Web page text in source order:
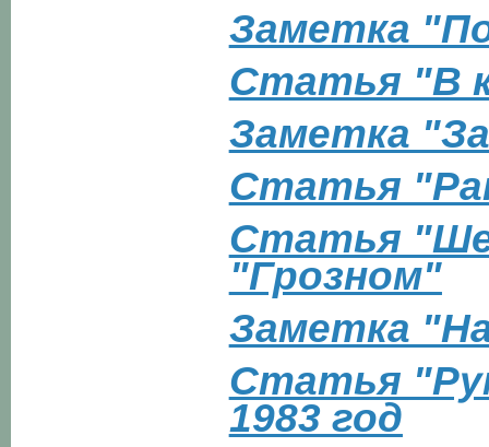
Заметка
Статья "В
Заметка
Статья
Статья
"Грозном"
Заметка
Статья
1983 год